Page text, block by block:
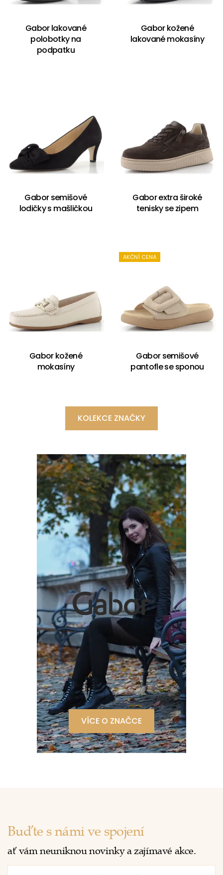
Gabor lakované
polobotky na
podpatku
Gabor kožené
lakované mokasíny
Gabor semišové
lodičky s mašličkou
Gabor extra široké
tenisky se zipem
Gabor kožené
mokasíny
AKČNÍ CENA
Gabor semišové
pantofle se sponou
KOLEKCE ZNAČKY
VÍCE O ZNAČCE
Buďte s námi ve spojení
ať vám neuniknou novinky a zajímavé akce.